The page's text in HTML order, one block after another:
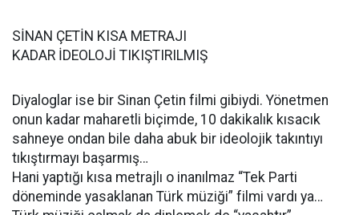
SİNAN ÇETİN KISA METRAJI
KADAR İDEOLOJİ TIKIŞTIRILMIŞ
Diyaloglar ise bir Sinan Çetin filmi gibiydi. Yönetmen
onun kadar maharetli biçimde, 10 dakikalık kısacık
sahneye ondan bile daha abuk bir ideolojik takıntıyı
tıkıştırmayı başarmış…
Hani yaptığı kısa metrajlı o inanılmaz “Tek Parti
döneminde yasaklanan Türk müziği” filmi vardı ya…